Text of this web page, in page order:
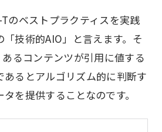
Tのベストプラクティスを実践
技術的AIO」と言えます。そ
るコンテンツが引用に値する
るとアルゴリズム的に判断す
を提供することなのです。